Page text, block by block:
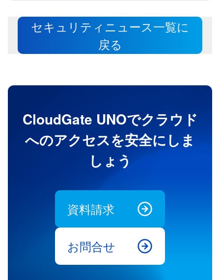
セキュリティニュース一覧に
戻る
CloudGate UNOでクラウド
へのアクセスを安全にしま
しょう
資料請求
お問合せ